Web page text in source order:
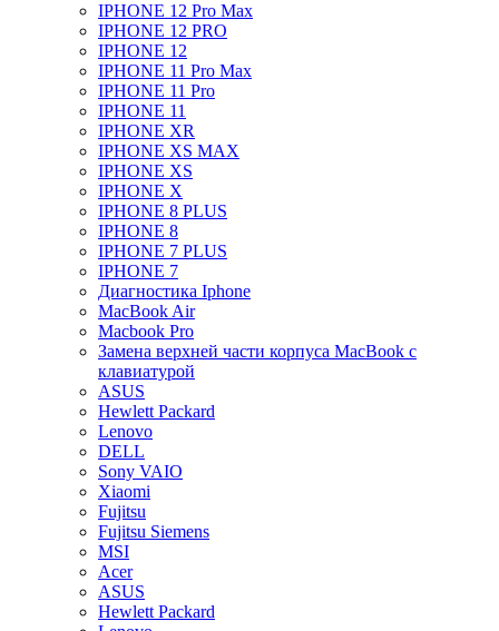
IPHONE 12 Pro Max
IPHONE 12 PRO
IPHONE 12
IPHONE 11 Pro Max
IPHONE 11 Pro
IPHONE 11
IPHONE XR
IPHONE XS MAX
IPHONE XS
IPHONE X
IPHONE 8 PLUS
IPHONE 8
IPHONE 7 PLUS
IPHONE 7
Диагностика Iphone
MacBook Air
Macbook Pro
Замена верхней части корпуса MacBook с
клавиатурой
ASUS
Hewlett Packard
Lenovo
DELL
Sony VAIO
Xiaomi
Fujitsu
Fujitsu Siemens
MSI
Acer
ASUS
Hewlett Packard